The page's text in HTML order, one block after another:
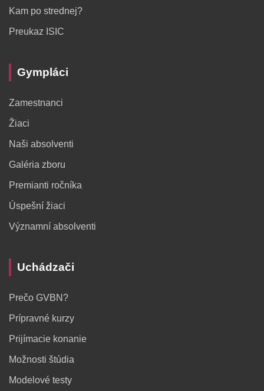
Kam po strednej?
Preukaz ISIC
Gympláci
Zamestnanci
Žiaci
Naši absolventi
Galéria zboru
Premianti ročníka
Úspešní žiaci
Významní absolventi
Uchádzači
Prečo GVBN?
Prípravné kurzy
Prijímacie konanie
Možnosti štúdia
Modelové testy